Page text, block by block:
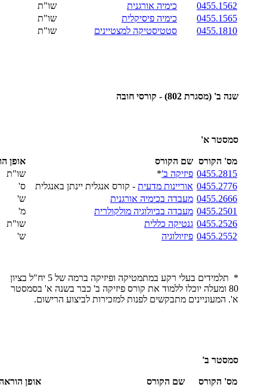
0455.1562
כימיה אורגנית
שו"ת
0455.1565
כימיה פיסיקלית
שו"ת
0455.1810
סטטיסטיקה למצטיינים שו"ת
שנה ב' (מסגרת 802) - קורסי חובה
סמסטר א'
מס' הקורס שם הקורס
אופן
0455.2815 פיזיקה ב'*
שו"ת
0455.2776 אוריינות מדעית - קורס אנגלית יינתן באנגלית
ס'
0455.2666 מעבדה בכימיה אורגנית
ש'
0455.2501 מעבדה בביולוגיה מולקולרית
מ'
0455.2526 גנטיקה כללית
שו"ת
0455.2552 פיזיולוגיה ש'
* תלמידים בעלי רקע במתמטיקה ופיזיקה ברמה של 5 יח"ל בציון
80 ומעלה יוכלו ללמוד את קורס פיזיקה ב' כבר בשנה א' בסמסטר
א'. המעוניינים מתבקשים לפנות למזכירות לביצוע הרישום.
סמסטר ב'
מס' הקורס שם הקורס
אופן